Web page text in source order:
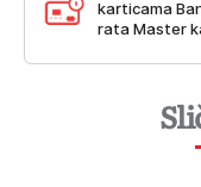
karticama
rata Master